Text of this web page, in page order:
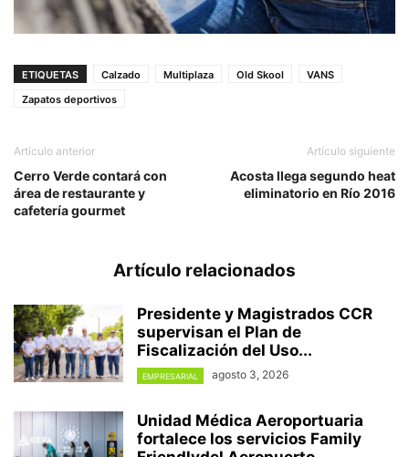
ETIQUETAS Calzado Multiplaza Old Skool
VANS
Zapatos deportivos
Artículo anterior
Cerro Verde contará con
área de restaurante y
cafetería gourmet
Artículo siguiente
Acosta llega segundo heat
eliminatorio en Río 2016
Artículo relacionados
Presidente y Magistrados CCR
supervisan el Plan de
Fiscalización del Uso...
EMPRESARIAL agosto 3, 2026
Unidad Médica Aeroportuaria
fortalece los servicios Family